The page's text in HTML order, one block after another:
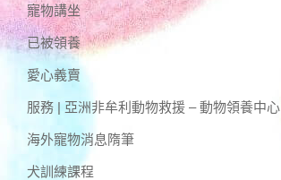
寵物講坐
已被領養
愛心義賣
服務 | 亞洲非牟利動物救援 – 動物領養中心
海外寵物消息隋筆
犬訓練課程